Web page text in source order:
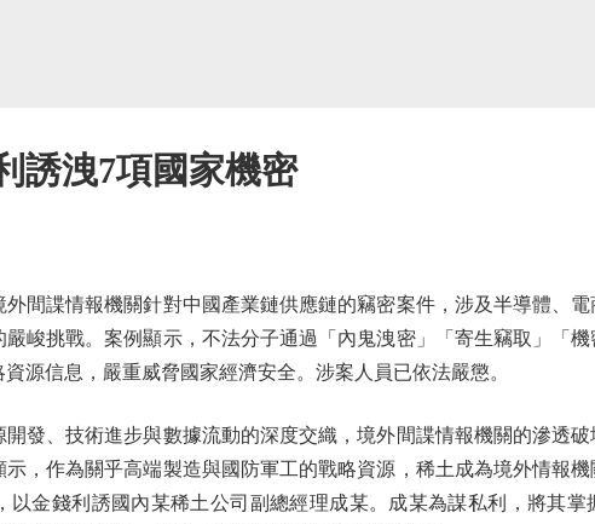
誘洩7項國家機密
諜情報機關針對中國產業鏈供應鏈的竊密案件，涉及半導體、電
峻挑戰。案例顯示，不法分子通過「內鬼洩密」「寄生竊取」「
源信息，嚴重威脅國家經濟安全。涉案人員已依法嚴懲。
、技術進步與數據流動的深度交織，境外間諜情報機關的滲透破
，作為關乎高端製造與國防軍工的戰略資源，稀土成為境外情報
以金錢利誘國內某稀土公司副總經理成某。成某為謀私利，將其掌